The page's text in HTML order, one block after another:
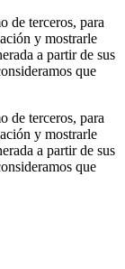
de terceros, para
y mostrarle
a partir de sus
que
de terceros, para
y mostrarle
a partir de sus
que